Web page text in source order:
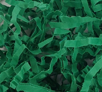
Popieriaus
Prekės kodas:DS216-5
Dydis:Pilns iepakojums - 5
Medžiaga:Popierius, 4 mm